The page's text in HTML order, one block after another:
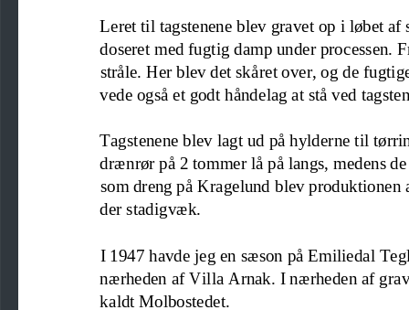
Leret til tagstenene blev gravet op i løbet
doseret med fugtig damp under processen.
stråle. Her blev det skåret over, og de
vede også et godt håndelag at stå ved
Tagstenene blev lagt ud på hylderne til
drænrør på 2 tommer lå på langs, medens
som dreng på Kragelund blev
der stadigvæk.
I 1947 havde jeg en sæson på Emiliedal
nærheden af Villa Arnak. I nærheden af
kaldt Molbostedet.